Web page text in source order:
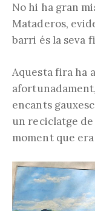
No hi ha gran
Mataderos,
barri és la seva
Aquesta fira ha
encants
un reciclatge
moment que